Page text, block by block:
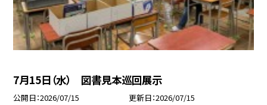
7月15日（水） 図書見本巡回展示
公開日 2026/07/15 更新日 2026/07/15